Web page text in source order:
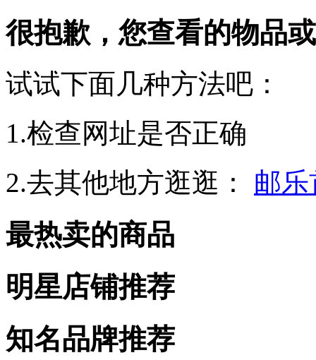
很抱歉，您查看的物品
试试下面几种方法吧：
1.检查网址是否正确
2.去其他地方逛逛：
邮
最热卖的商品
明星店铺推荐
知名品牌推荐